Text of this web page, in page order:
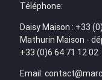
Téléphone:
Daisy Maison : +33
Mathurin Maison -
+33 (0)6 64 71 12 02
Email: